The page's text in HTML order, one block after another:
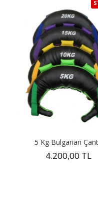
5 Kg Bulgarian
4.200,00 TL